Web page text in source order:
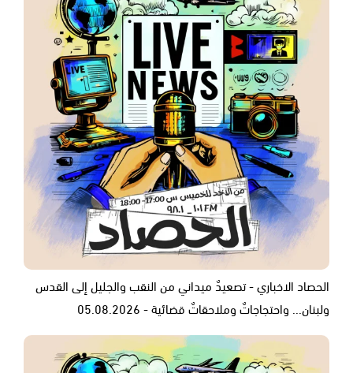
الحصاد الاخباري - تصعيدٌ ميداني من النقب والجليل إلى القدس
ولبنان... واحتجاجاتٌ وملاحقاتٌ قضائية - 05.08.2026